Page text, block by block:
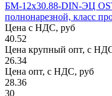
БМ-12х30.88-DIN-ЭЦ
полнонарезной, класс
Цена с НДС, руб
40.52
Цена крупный опт, с
26.34
Цена опт, с НДС, руб
28.36
30